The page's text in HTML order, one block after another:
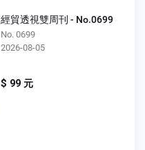
經貿透視雙周刊 - No.0699
No. 0699
2026-08-05
$ 99 元